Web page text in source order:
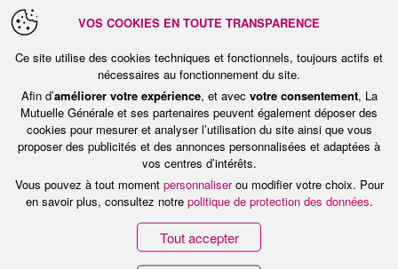
».
Faire le lien avec l’hôpital
Prochaine étape : faire en sorte que la
VOS COOKIES EN TOUTE TRANSPARENCE
Ce site utilise des cookies techniques et fonctionnels, toujours actifs et
nécessaires au fonctionnement du site.
Afin d’améliorer votre expérience, et avec votre consentement, La
Mutuelle Générale et ses partenaires peuvent également déposer des
cookies pour mesurer et analyser l’utilisation du site ainsi que vous
proposer des publicités et des annonces personnalisées et adaptées à
vos centres d’intérêts.
Vous pouvez à tout moment personnaliserou modifier votre choix. Pour
en savoir plus, consultez notre politique de protection des données.
Tout accepter